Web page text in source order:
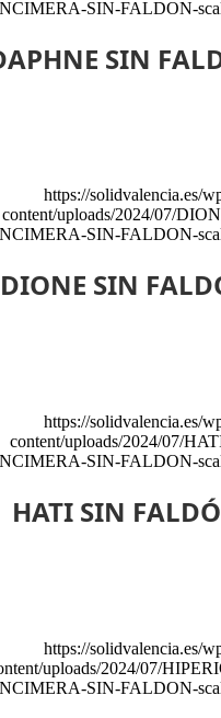
SIN
DIONE SIN
HATI SIN